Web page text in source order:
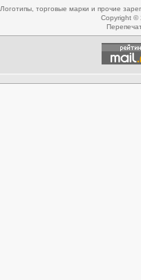
Логотипы, торговые марки и прочие
Copyright ©